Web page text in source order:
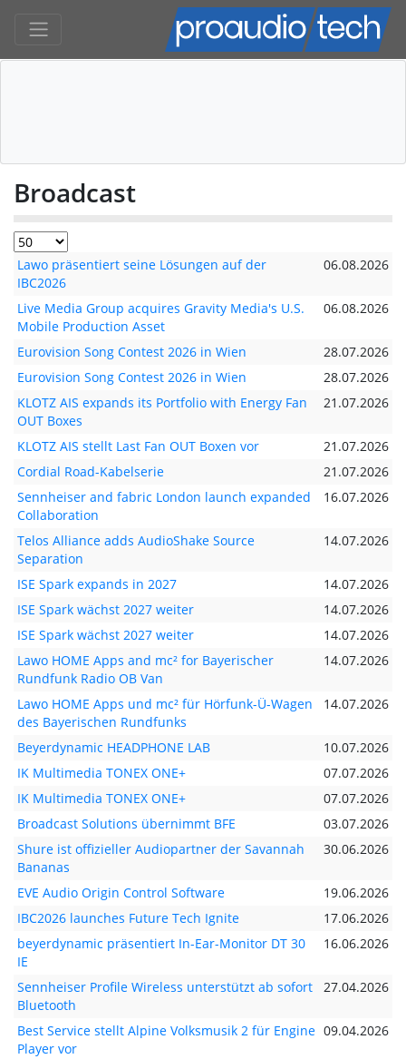
Broadcast
Lawo präsentiert seine Lösungen auf der
IBC2026
06.08.2026
Live Media Group acquires Gravity Media's U.S.
Mobile Production Asset
06.08.2026
Eurovision Song Contest 2026 in Wien
28.07.2026
Eurovision Song Contest 2026 in Wien
28.07.2026
KLOTZ AIS expands its Portfolio with Energy Fan
OUT Boxes
21.07.2026
KLOTZ AIS stellt Last Fan OUT Boxen vor
21.07.2026
Cordial Road-Kabelserie
21.07.2026
Sennheiser and fabric London launch expanded
Collaboration
16.07.2026
Telos Alliance adds AudioShake Source
Separation
14.07.2026
ISE Spark expands in 2027
14.07.2026
ISE Spark wächst 2027 weiter
14.07.2026
ISE Spark wächst 2027 weiter
14.07.2026
Lawo HOME Apps and mc² for Bayerischer
Rundfunk Radio OB Van
14.07.2026
Lawo HOME Apps und mc² für Hörfunk-Ü-Wagen
des Bayerischen Rundfunks
14.07.2026
Beyerdynamic HEADPHONE LAB
10.07.2026
IK Multimedia TONEX ONE+
07.07.2026
IK Multimedia TONEX ONE+
07.07.2026
Broadcast Solutions übernimmt BFE
03.07.2026
Shure ist offizieller Audiopartner der Savannah
Bananas
30.06.2026
EVE Audio Origin Control Software
19.06.2026
IBC2026 launches Future Tech Ignite
17.06.2026
beyerdynamic präsentiert In-Ear-Monitor DT 30
IE
16.06.2026
Sennheiser Profile Wireless unterstützt ab sofort
Bluetooth
27.04.2026
Best Service stellt Alpine Volksmusik 2 für Engine
Player vor
09.04.2026